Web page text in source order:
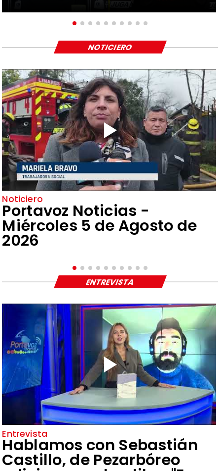
Noticiero
Portavoz Noticias -
Miércoles 5 de Agosto de
2026
NOTICIERO
Entrevista
Hablamos con Sebastián
Castillo, de Pezarbóreo
ENTREVISTA